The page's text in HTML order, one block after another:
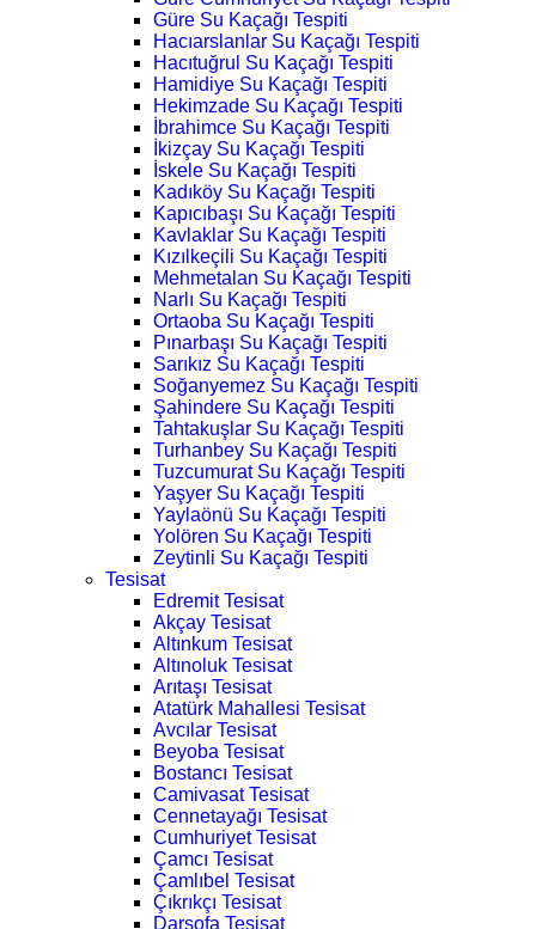
Güre Su Kaçağı Tespiti
Hacıarslanlar Su Kaçağı Tespiti
Hacıtuğrul Su Kaçağı Tespiti
Hamidiye Su Kaçağı Tespiti
Hekimzade Su Kaçağı Tespiti
İbrahimce Su Kaçağı Tespiti
İkizçay Su Kaçağı Tespiti
İskele Su Kaçağı Tespiti
Kadıköy Su Kaçağı Tespiti
Kapıcıbaşı Su Kaçağı Tespiti
Kavlaklar Su Kaçağı Tespiti
Kızılkeçili Su Kaçağı Tespiti
Mehmetalan Su Kaçağı Tespiti
Narlı Su Kaçağı Tespiti
Ortaoba Su Kaçağı Tespiti
Pınarbaşı Su Kaçağı Tespiti
Sarıkız Su Kaçağı Tespiti
Soğanyemez Su Kaçağı Tespiti
Şahindere Su Kaçağı Tespiti
Tahtakuşlar Su Kaçağı Tespiti
Turhanbey Su Kaçağı Tespiti
Tuzcumurat Su Kaçağı Tespiti
Yaşyer Su Kaçağı Tespiti
Yaylaönü Su Kaçağı Tespiti
Yolören Su Kaçağı Tespiti
Zeytinli Su Kaçağı Tespiti
Tesisat
Edremit Tesisat
Akçay Tesisat
Altınkum Tesisat
Altınoluk Tesisat
Arıtaşı Tesisat
Atatürk Mahallesi Tesisat
Avcılar Tesisat
Beyoba Tesisat
Bostancı Tesisat
Camivasat Tesisat
Cennetayağı Tesisat
Cumhuriyet Tesisat
Çamcı Tesisat
Çamlıbel Tesisat
Çıkrıkçı Tesisat
Darsofa Tesisat